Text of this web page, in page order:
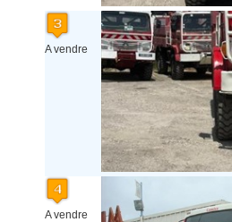
A vendre
A vendre